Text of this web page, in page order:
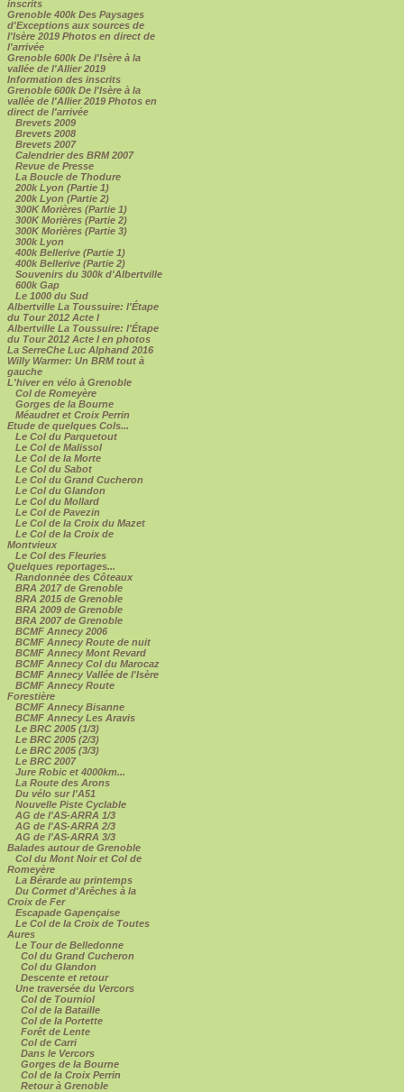
inscrits
Grenoble 400k Des Paysages
d'Exceptions aux sources de
l'Isère 2019 Photos en direct de
l'arrivée
Grenoble 600k De l'Isère à la
vallée de l'Allier 2019
Information des inscrits
Grenoble 600k De l'Isère à la
vallée de l'Allier 2019 Photos en
direct de l'arrivée
Brevets 2009
Brevets 2008
Brevets 2007
Calendrier des BRM 2007
Revue de Presse
La Boucle de Thodure
200k Lyon (Partie 1)
200k Lyon (Partie 2)
300K Morières (Partie 1)
300K Morières (Partie 2)
300K Morières (Partie 3)
300k Lyon
400k Bellerive (Partie 1)
400k Bellerive (Partie 2)
Souvenirs du 300k d'Albertville
600k Gap
Le 1000 du Sud
Albertville La Toussuire: l'Étape
du Tour 2012 Acte I
Albertville La Toussuire: l'Étape
du Tour 2012 Acte I en photos
La SerreChe Luc Alphand 2016
Willy Warmer: Un BRM tout à
gauche
L'hiver en vélo à Grenoble
Col de Romeyère
Gorges de la Bourne
Méaudret et Croix Perrin
Etude de quelques Cols...
Le Col du Parquetout
Le Col de Malissol
Le Col de la Morte
Le Col du Sabot
Le Col du Grand Cucheron
Le Col du Glandon
Le Col du Mollard
Le Col de Pavezin
Le Col de la Croix du Mazet
Le Col de la Croix de
Montvieux
Le Col des Fleuries
Quelques reportages...
Randonnée des Côteaux
BRA 2017 de Grenoble
BRA 2015 de Grenoble
BRA 2009 de Grenoble
BRA 2007 de Grenoble
BCMF Annecy 2006
BCMF Annecy Route de nuit
BCMF Annecy Mont Revard
BCMF Annecy Col du Marocaz
BCMF Annecy Vallée de l'Isère
BCMF Annecy Route
Forestière
BCMF Annecy Bisanne
BCMF Annecy Les Aravis
Le BRC 2005 (1/3)
Le BRC 2005 (2/3)
Le BRC 2005 (3/3)
Le BRC 2007
Jure Robic et 4000km...
La Route des Arons
Du vélo sur l'A51
Nouvelle Piste Cyclable
AG de l'AS-ARRA 1/3
AG de l'AS-ARRA 2/3
AG de l'AS-ARRA 3/3
Balades autour de Grenoble
Col du Mont Noir et Col de
Romeyère
La Bérarde au printemps
Du Cormet d'Arêches à la
Croix de Fer
Escapade Gapençaise
Le Col de la Croix de Toutes
Aures
Le Tour de Belledonne
Col du Grand Cucheron
Col du Glandon
Descente et retour
Une traversée du Vercors
Col de Tourniol
Col de la Bataille
Col de la Portette
Forêt de Lente
Col de Carri
Dans le Vercors
Gorges de la Bourne
Col de la Croix Perrin
Retour à Grenoble